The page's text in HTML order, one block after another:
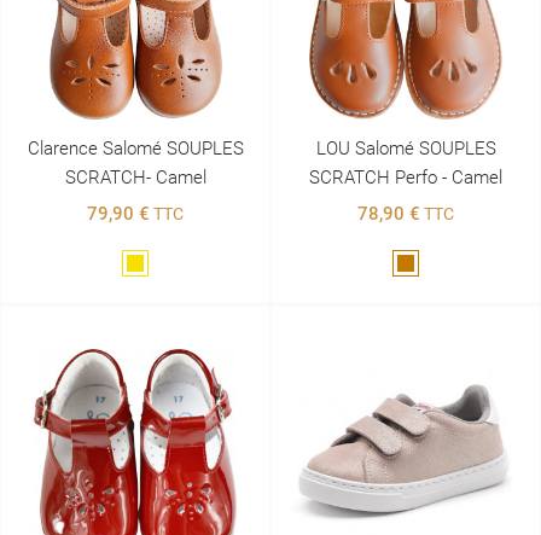
Clarence Salomé SOUPLES
SCRATCH- Camel
79,90 € TTC
LOU Salomé SOUPLES
SCRATCH Perfo - Camel
78,90 € TTC